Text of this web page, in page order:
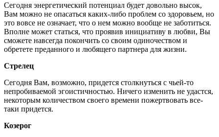
Сегодня энергетический потенциал будет довольно высок,
Вам можно не опасаться каких-либо проблем со здоровьем, но
это вовсе не означает, что о нем можно вообще не заботиться.
Вполне может статься, что проявив инициативу в любви, Вы
сможете навсегда покончить со своим одиночеством и
обретете преданного и любящего партнера для жизни.
Стрелец
Сегодня Вам, возможно, придется столкнуться с чьей-то
непробиваемой эгоистичностью. Ничего изменить не удастся,
некоторым количеством своего времени пожертвовать все-
таки придется.
Козерог